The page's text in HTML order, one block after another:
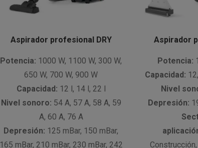
Aspirador profesional DRY
Potencia: 1000 W, 1100 W, 300 W,
650 W, 700 W, 900 W
Capacidad: 12 l, 14 l, 22 l
Nivel sonoro: 54 A, 57 A, 58 A, 59
A, 60 A, 76 A
Depresión: 125 mBar, 150 mBar,
165 mBar, 210 mBar, 230 mBar, 242
Aspirador
Potencia:
Capacidad:
Nivel
Depresión: